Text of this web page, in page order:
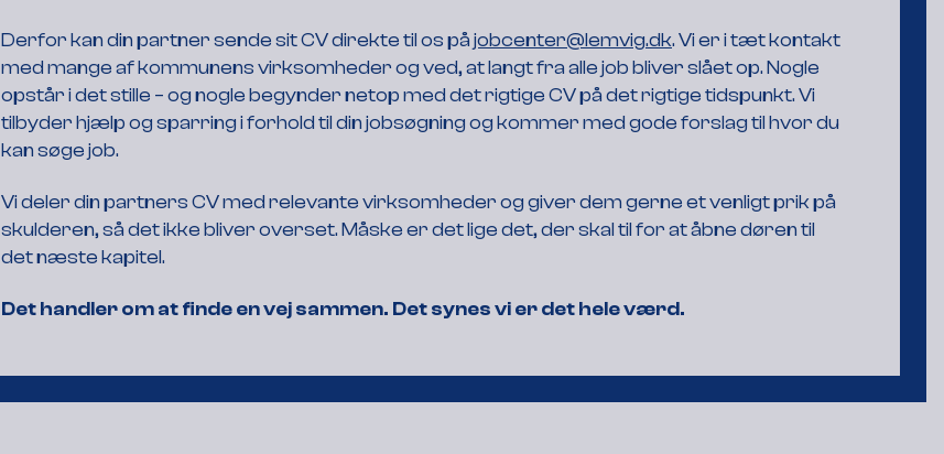
Derfor kan din partner sende sit CV direkte til os på jobcenter@lemvig.dk. Vi er i tæt kontakt
med mange af kommunens virksomheder og ved, at langt fra alle job bliver slået op. Nogle
opstår i det stille – og nogle begynder netop med det rigtige CV på det rigtige tidspunkt. Vi
tilbyder hjælp og sparring i forhold til din jobsøgning og kommer med gode forslag til hvor du
kan søge job.
Vi deler din partners CV med relevante virksomheder og giver dem gerne et venligt prik på
skulderen, så det ikke bliver overset. Måske er det lige det, der skal til for at åbne døren til
det næste kapitel.
Det handler om at finde en vej sammen. Det synes vi er det hele værd.